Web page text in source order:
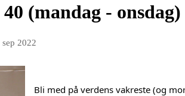
(mandag - onsdag)
sep 2022
Bli med på verdens vakreste (og